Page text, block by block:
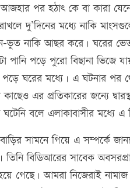
পর হঠাৎ কে বা কারা
দু’দিনের মধ্যে নাকি
ভুত নাকি আছর করে। ঘরের
পড়ে পুরো বিছানা ভিজে
ঘরের মধ্যে। এ ঘটনার পর
এর প্রতিকারের জন্যে
বলে এলাকাবাসীর মধ্যে এ
সামনে গিয়ে এ সম্পর্কে
বিডিআরের সাবেক
গেছে। আমরা নিজেরাই